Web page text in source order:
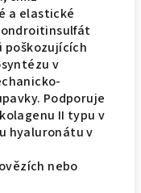
a elastické
v
Podporuje
II typu v
hyaluronátu v
nebo